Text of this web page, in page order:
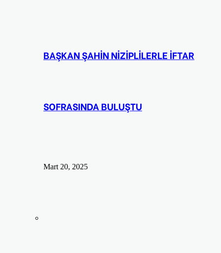
BAŞKAN ŞAHİN NİZİPLİLERLE İFTAR
SOFRASINDA BULUŞTU
Mart 20, 2025